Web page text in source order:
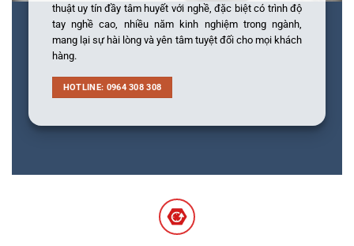
thuật uy tín đầy tâm huyết với nghề, đặc biệt có trình độ
tay nghề cao, nhiều năm kinh nghiệm trong ngành,
mang lại sự hài lòng và yên tâm tuyệt đối cho mọi khách
hàng.
HOTLINE: 0964 308 308